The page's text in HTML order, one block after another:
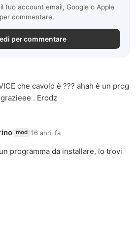
tuo account email, Google o Apple
per commentare.
per commentare
che cavolo è ??? ahah è un prog
. Erodz
mod 16 anni fa
programma da installare, lo trovi